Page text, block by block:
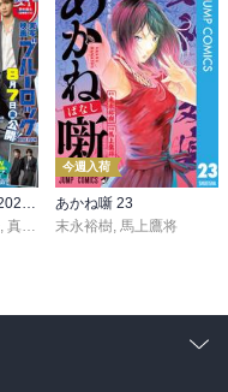
真島ヒロ ,宮島礼吏, 新川直司
今週入荷
あかね噺 23
末永裕樹 馬上鷹将